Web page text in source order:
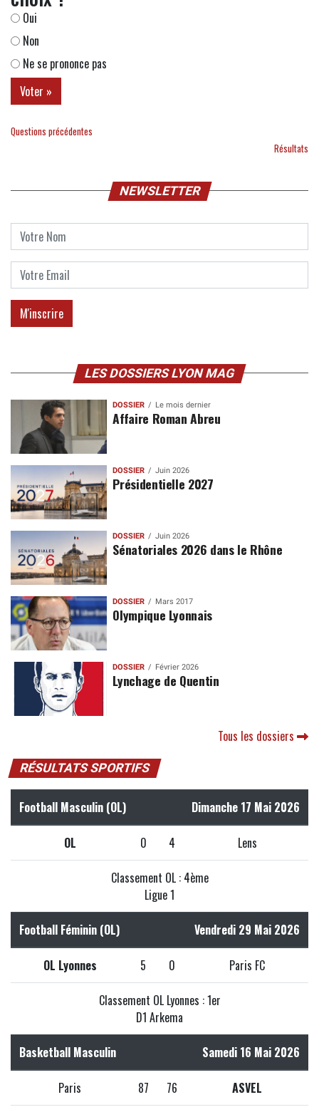
Oui
Non
Ne se prononce pas
Questions précédentes
Résultats
NEWSLETTER
LES DOSSIERS LYON MAG
DOSSIER Le mois dernier
Affaire Roman Abreu
DOSSIER Juin 2026
Présidentielle 2027
DOSSIER Juin 2026
Sénatoriales 2026 dans le Rhône
DOSSIER Mars 2017
Olympique Lyonnais
DOSSIER Février 2026
Lynchage de Quentin
Tous les dossiers
RÉSULTATS SPORTIFS
Football Masculin (OL) Dimanche 17 Mai 2026
OL 0 4 Lens
Classement OL : 4ème
Ligue 1
Football Féminin (OL) Vendredi 29 Mai 2026
OL Lyonnes 5 0 Paris FC
Classement OL Lyonnes : 1er
D1 Arkema
Basketball Masculin Samedi 16 Mai 2026
Paris 87 76 ASVEL